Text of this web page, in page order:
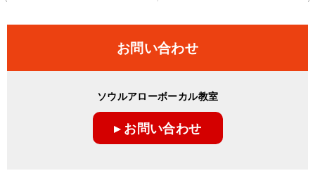
ビ
お問い合わせ
ソウルアローボーカル教室
▸ お問い合わせ